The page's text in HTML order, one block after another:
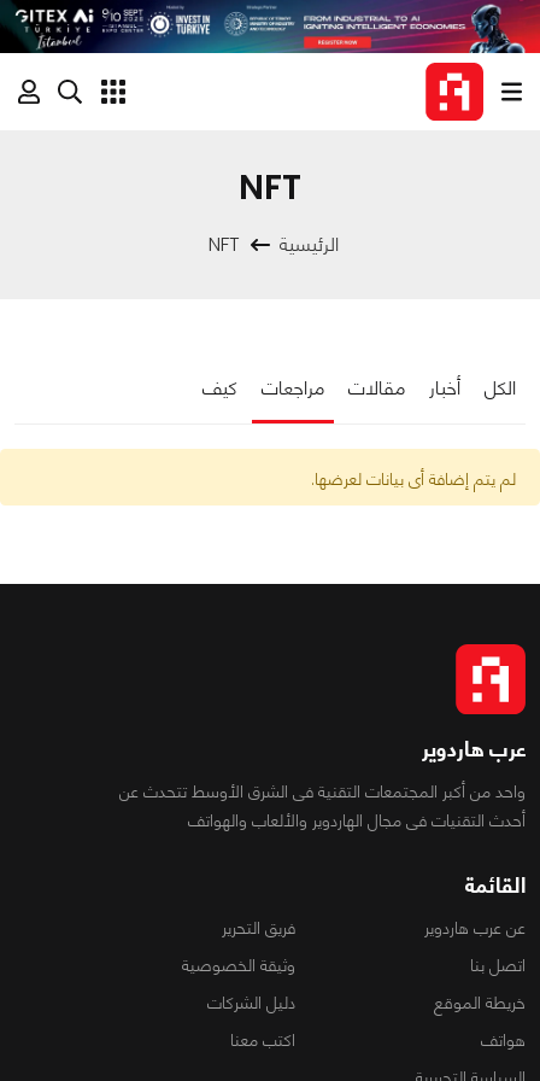
NFT
الرئيسية NFT
الكل أخبار مقالات مراجعات كيف
لم يتم إضافة أى بيانات لعرضها.
عرب هاردوير
واحد من أكبر المجتمعات التقنية فى الشرق الأوسط تتحدث عن
أحدث التقنيات فى مجال الهاردوير والألعاب والهواتف
القائمة
عن عرب هاردوير
فريق التحرير
اتصل بنا
وثيقة الخصوصية
خريطة الموقع
دليل الشركات
هواتف
اكتب معنا